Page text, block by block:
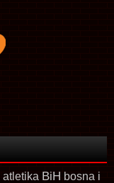
atletika BiH bosna i